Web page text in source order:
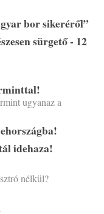
bor sikeréről”
sürgető - 12
ugyanaz a
idehaza!
nélkül?